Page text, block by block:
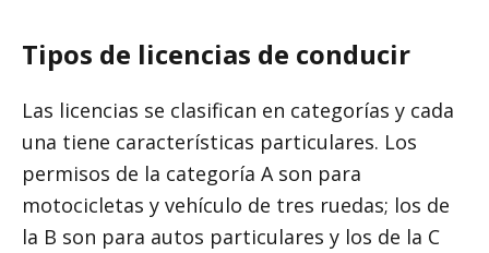
Tipos de licencias de conducir
Las licencias se clasifican en categorías y cada
una tiene características particulares. Los
permisos de la categoría A son para
motocicletas y vehículo de tres ruedas; los de
la B son para autos particulares y los de la C